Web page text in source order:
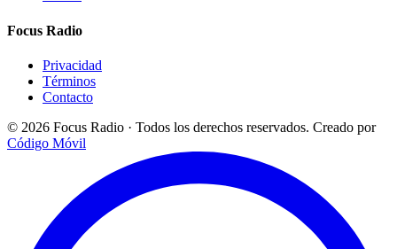
Focus Radio
Privacidad
Términos
Contacto
© 2026 Focus Radio · Todos los derechos reservados. Creado por
Código Móvil